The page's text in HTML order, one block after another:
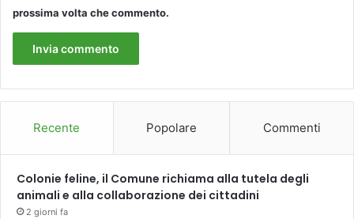
prossima volta che commento.
Recente Popolare Commenti
Colonie feline, il Comune richiama alla tutela degli
animali e alla collaborazione dei cittadini
2 giorni fa